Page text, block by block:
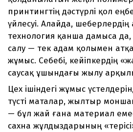
принтингтің дәстүрлі қол
үйлесуі. Алайда,
технология қанша дамыса
салу — тек адам қолымен
жұмыс. Себебі, кейіпкердің
саусақ ұшындағы жылу
Цех ішіндегі жұмыс
түсті маталар, жылтыр
— бұл жай ғана материал
сахна жұлдыздарының